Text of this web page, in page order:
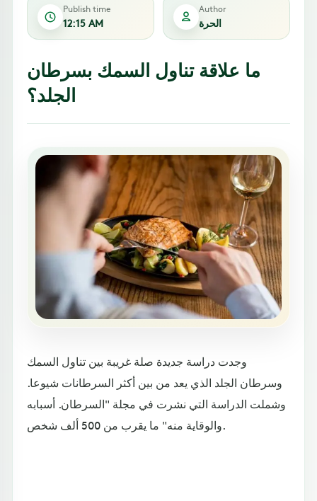
Publish time
12:15 AM
Author
الحرة
ما علاقة تناول السمك بسرطان
الجلد؟
وجدت دراسة جديدة صلة غريبة بين تناول السمك
وسرطان الجلد الذي يعد من بين أكثر السرطانات شيوعا.
وشملت الدراسة التي نشرت في مجلة "السرطان. أسبابه
والوقاية منه" ما يقرب من 500 ألف شخص.